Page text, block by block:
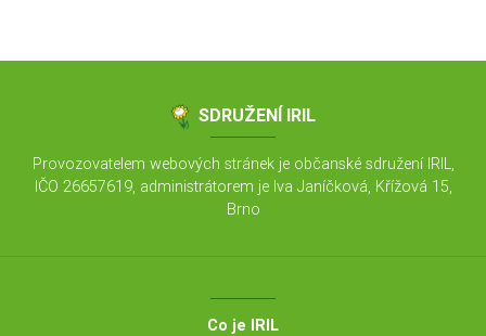
SDRUŽENÍ IRIL
Provozovatelem webových stránek je občanské sdružení IRIL,
IČO 26657619, administrátorem je Iva Janíčková, Křížová 15,
Brno
Co je IRIL